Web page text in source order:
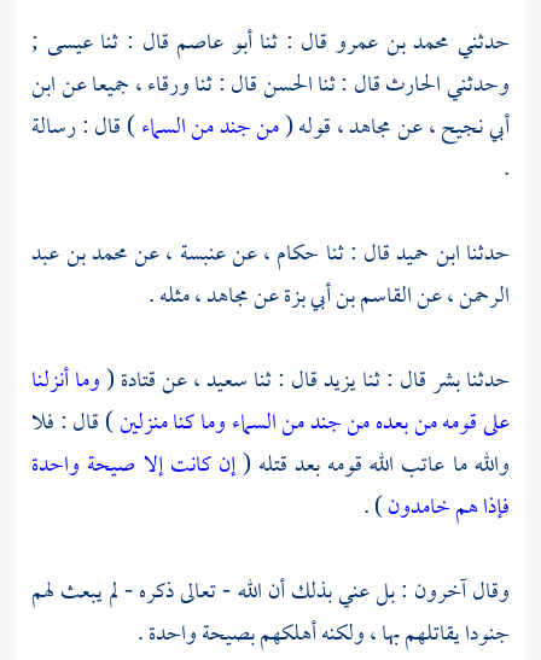
حدثني محمد بن عمرو قال : ثناأبو عاصم قال : ثناعيسى ;
وحدثنيالحارثقال : ثناالحسنقال : ثناورقاء ،جميعا عنابن
أبي نجيح ،عنمجاهد ،قوله (من جند من السماء) قال : رسالة
.
حدثناابن حميدقال : ثنا حكام ،عنعنبسة ،عنمحمد بن عبد
الرحمن ،عنالقاسم بن أبي بزةعنمجاهد ،مثله .
حدثنابشرقال : ثنايزيدقال : ثناسعيد ،عنقتادة(وما أنزلنا
على قومه من بعده من جند من السماء وما كنا منزلين) قال : فلا
والله ما عاتب الله قومه بعد قتله (إن كانت إلا صيحة واحدة
فإذا هم خامدون) .
وقال آخرون : بل عني بذلك أن الله - تعالى ذكره - لم يبعث لهم
جنودا يقاتلهم بها ، ولكنه أهلكهم بصيحة واحدة .